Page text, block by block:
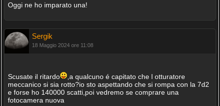
Oggi ne ho imparato una!
Sergik
18 Maggio 2024 ore 11:08
Scusate il ritardo
,a qualcuno é capitato che l otturatore
meccanico si sia rotto?io sto aspettando che si rompa con la 7d2
e forse ho 140000 scatti,poi vedremo se comprare una
fotocamera nuova